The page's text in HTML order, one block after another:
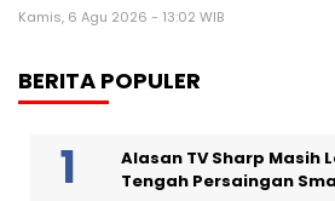
Kamis, 6 Agu 2026 - 13:02 WIB
BERITA POPULER
Alasan TV Sharp Masih
Tengah Persaingan